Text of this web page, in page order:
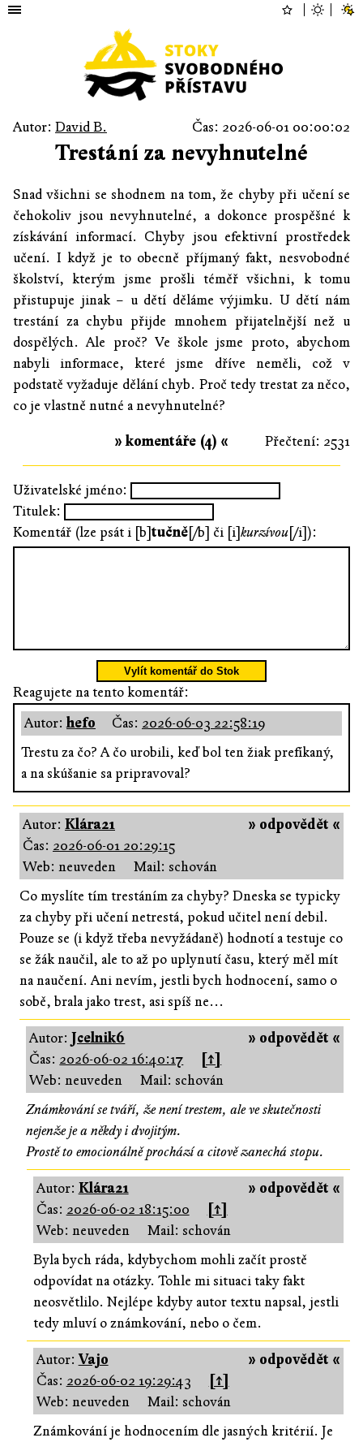
Autor: David B. Čas: 2026-06-01 00:00:02
Trestání za nevyhnutelné
Snad všichni se shodnem na tom, že chyby při učení se
čehokoliv jsou nevyhnutelné, a dokonce prospěšné k
získávání informací. Chyby jsou efektivní prostředek
učení. I když je to obecně příjmaný fakt, nesvobodné
školství, kterým jsme prošli téměř všichni, k tomu
přistupuje jinak – u dětí děláme výjimku. U dětí nám
trestání za chybu přijde mnohem přijatelnější než u
dospělých. Ale proč? Ve škole jsme proto, abychom
nabyli informace, které jsme dříve neměli, což v
podstatě vyžaduje dělání chyb. Proč tedy trestat za něco,
co je vlastně nutné a nevyhnutelné?
Přečtení: 2531
» komentáře (4) «
Uživatelské jméno:
Titulek:
Komentář (lze psát i [b]tučně[/b] či [i]kurzívou[/i]):
Vylít komentář do Stok
Reagujete na tento komentář:
Autor:hefo Čas: 2026-06-03 22:58:19
Trestu za čo? A čo urobili, keď bol ten žiak prefíkaný,
a na skúšanie sa pripravoval?
» odpovědět «
Autor: Klára21
Čas: 2026-06-01 20:29:15
Web: neuveden
Mail: schován
Co myslíte tím trestáním za chyby? Dneska se typicky
za chyby při učení netrestá, pokud učitel není debil.
Pouze se (i když třeba nevyžádaně) hodnotí a testuje co
se žák naučil, ale to až po uplynutí času, který měl mít
na naučení. Ani nevím, jestli bych hodnocení, samo o
sobě, brala jako trest, asi spíš ne...
» odpovědět «
Autor:Jcelnik6
Čas: 2026-06-02 16:40:17
[↑]
Web: neuveden
Mail: schován
Známkování se tváří, že není trestem, ale ve skutečnosti
nejenže je a někdy i dvojitým.
Prostě to emocionálně prochází a citově zanechá stopu.
» odpovědět «
Autor: Klára21
Čas: 2026-06-02 18:15:00
[↑]
Web: neuveden
Mail: schován
Byla bych ráda, kdybychom mohli začít prostě
odpovídat na otázky. Tohle mi situaci taky fakt
neosvětlilo. Nejlépe kdyby autor textu napsal, jestli
tedy mluví o známkování, nebo o čem.
» odpovědět «
Autor:Vajo
Čas: 2026-06-02 19:29:43
[↑]
Web: neuveden
Mail: schován
Známkování je hodnocením dle jasných kritérií. Je